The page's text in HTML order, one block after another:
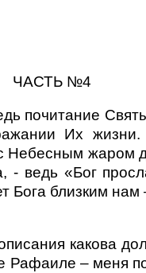
ЧАСТЬ №4
почитание
Их жизни.
Небесным
- ведь «Бог
Бога близким
какова
Рафаиле – меня